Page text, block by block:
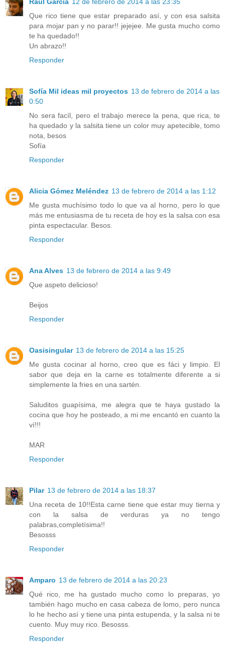
Que rico tiene que estar preparado así, y con esa salsita
para mojar pan y no parar!! jejejee. Me gusta mucho como
te ha quedado!!
Un abrazo!!
Responder
Sofía Mil ideas mil proyectos 13 de febrero de 2014 a las
0:50
No sera facíl, pero el trabajo merece la pena, que rica, te
ha quedado y la salsita tiene un color muy apetecible, tomo
nota, besos
Sofía
Responder
Alicia Gómez Meléndez 13 de febrero de 2014 a las 1:12
Me gusta muchísimo todo lo que va al horno, pero lo que
más me entusiasma de tu receta de hoy es la salsa con esa
pinta espectacular. Besos.
Responder
Ana Alves 13 de febrero de 2014 a las 9:49
Que aspeto delicioso!
Beijos
Responder
Oasisingular 13 de febrero de 2014 a las 15:25
Me gusta cocinar al horno, creo que es fáci y limpio. El
sabor que deja en la carne es totalmente diferente a si
simplemente la fries en una sartén.
Saluditos guapísima, me alegra que te haya gustado la
cocina que hoy he posteado, a mi me encantó en cuanto la
ví!!!
MAR
Responder
Pilar 13 de febrero de 2014 a las 18:37
Una receta de 10!!Esta carne tiene que estar muy tierna y
con la salsa de verduras ya no tengo
palabras,completísima!!
Besosss
Responder
Amparo 13 de febrero de 2014 a las 20:23
Qué rico, me ha gustado mucho como lo preparas, yo
también hago mucho en casa cabeza de lomo, pero nunca
lo he hecho así y tiene una pinta estupenda, y la salsa ni te
cuento. Muy muy rico. Besosss.
Responder